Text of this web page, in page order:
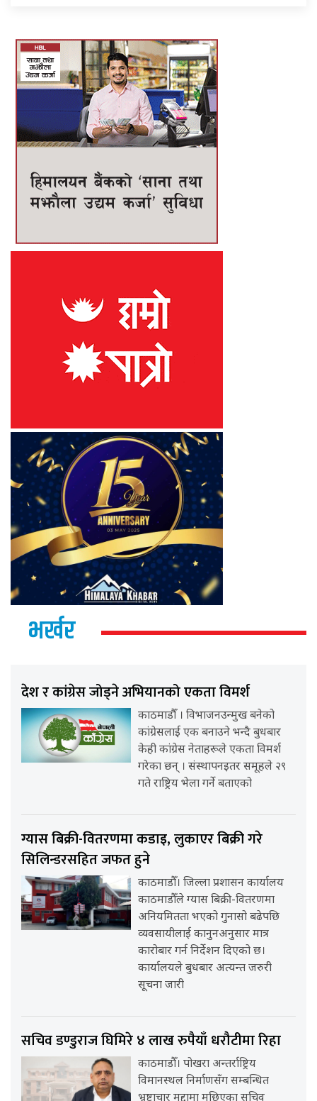
भर्खर
देश र कांग्रेस जोड्ने अभियानको एकता विमर्श
काठमाडौँ । विभाजनउन्मुख बनेको
कांग्रेसलाई एक बनाउने भन्दै बुधबार
केही कांग्रेस नेताहरूले एकता विमर्श
गरेका छन् । संस्थापनइतर समूहले २९
गते राष्ट्रिय भेला गर्ने बताएको
ग्यास बिक्री-वितरणमा कडाइ, लुकाएर बिक्री गरे
सिलिन्डरसहित जफत हुने
काठमाडौँ। जिल्ला प्रशासन कार्यालय
काठमाडौँले ग्यास बिक्री-वितरणमा
अनियमितता भएको गुनासो बढेपछि
व्यवसायीलाई कानुनअनुसार मात्र
कारोबार गर्न निर्देशन दिएको छ।
कार्यालयले बुधबार अत्यन्त जरुरी
सूचना जारी
सचिव डण्डुराज घिमिरे ४ लाख रुपैयाँ धरौटीमा रिहा
काठमाडौँ। पोखरा अन्तर्राष्ट्रिय
विमानस्थल निर्माणसँग सम्बन्धित